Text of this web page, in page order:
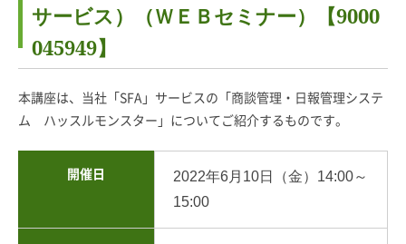
サービス）（ＷＥＢセミナー）【9000
045949】
本講座は、当社「SFA」サービスの「商談管理・日報管理システ
ム ハッスルモンスター」についてご紹介するものです。
開催日
2022年6月10日（金）14:00～
15:00